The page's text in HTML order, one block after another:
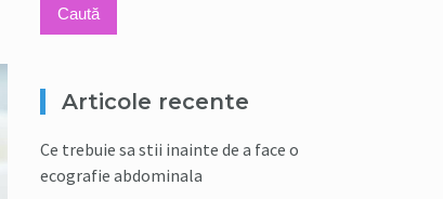
Articole recente
Ce trebuie sa stii inainte de a face o
ecografie abdominala